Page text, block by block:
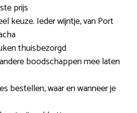
prijs
keuze. Ieder wijntje, van Port
thuisbezorgd
boodschappen mee laten
bestellen, waar en wanneer je